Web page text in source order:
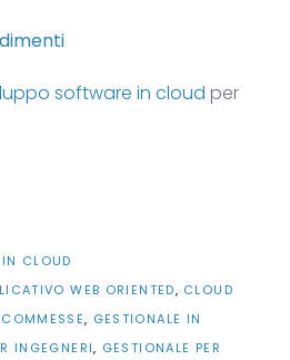
software in cloud per
CLOUD
WEB ORIENTED
CLOUD
GESTIONALE IN
INGEGNERI GESTIONALE PER